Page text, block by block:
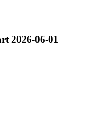
2026-06-01